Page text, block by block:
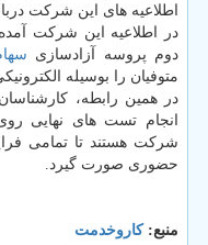
اطلاعیه های این شرکت
در اطلاعیه این شرکت
دوم پروسه آزادسازی
متوفیان را بوسیله
در همین رابطه،
انجام تست های نهایی
شرکت هستند تا تمامی
حضوری صورت گیرد.
منبع:كاروخدمت